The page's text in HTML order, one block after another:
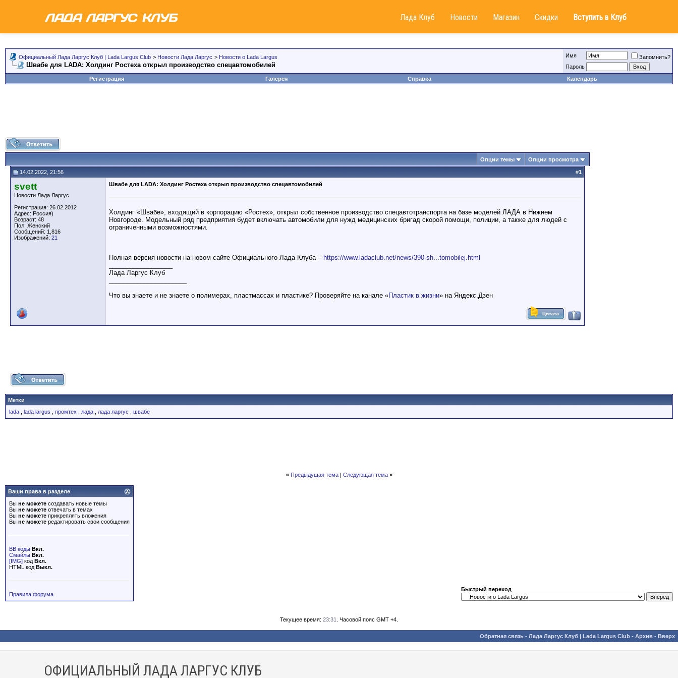
Лада Клуб Новости Магазин Скидки Вступить в Клуб
Официальный Лада Ларгус Клуб | Lada Largus Club > Новости Лада Ларгус > Новости о Lada Largus
Швабе для LADA: Холдинг Ростеха открыл производство спецавтомобилей
Имя
Запомнить?
Пароль
Регистрация
Галерея Справка Календарь
Опции темы Опции просмотра
14.02.2022, 21:56 #1
svett
Новости Лада Ларгус
Регистрация: 26.02.2012
Адрес: Россия)
Возраст: 48
Пол: Женский
Сообщений: 1,816
Изображений: 21
Швабе для LADA: Холдинг Ростеха открыл производство спецавтомобилей
Холдинг «Швабе», входящий в корпорацию «Ростех», открыл собственное производство спецавтотранспорта на базе моделей ЛАДА в Нижнем
Новгороде. Модельный ряд предприятия будет включать автомобили для нужд медицинских бригад скорой помощи, полиции, а также для людей с
ограниченными возможностями.
Полная версия новости на новом сайте Официального Лада Клуба – https://www.ladaclub.net/news/390-sh...tomobilej.html
Лада Ларгус Клуб
Что вы знаете и не знаете о полимерах, пластмассах и пластике? Проверяйте на канале «Пластик в жизни» на Яндекс.Дзен
Метки
lada
lada largus промтех лада лада ларгус швабе
« Предыдущая тема| Следующая тема »
Ваши права в разделе
Вы не можете создавать новые темы
Вы не можете отвечать в темах
Вы не можете прикреплять вложения
Вы не можете редактировать свои сообщения
BB коды Вкл.
Смайлы Вкл.
[IMG] код Вкл.
HTML код Выкл.
Правила форума
Быстрый переход
Текущее время: 23:31 . Часовой пояс GMT +4.
Обратная связь - Лада Ларгус Клуб | Lada Largus Club - Архив - Вверх
ОФИЦИАЛЬНЫЙ ЛАДА ЛАРГУС КЛУБ